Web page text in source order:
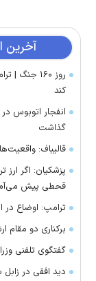
آخرین
روز ۱۶۰
کند
گذاشت
قالیباف:
پزشکیان: اگر
قحطی پیش
ترامپ: اوضاع
برکناری دو مقام
گفتگوی تلفنی
دید افقی در زابل به ۲۵۰۰ متر کاهش